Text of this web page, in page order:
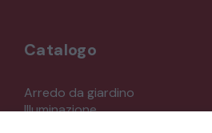
Catalogo
Arredo da giardino
Illuminazione